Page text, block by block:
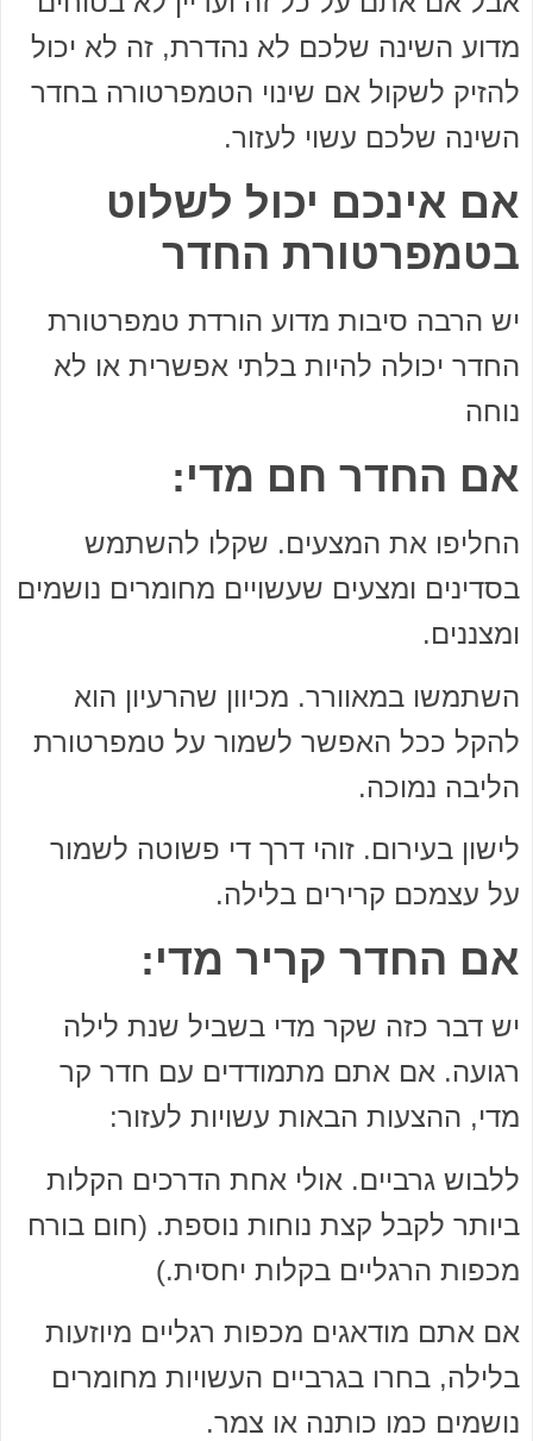
מדוע השינה שלכם לא נהדרת, זה לא יכול
להזיק לשקול אם שינוי הטמפרטורה בחדר
השינה שלכם עשוי לעזור.
אם אינכם יכול לשלוט
בטמפרטורת החדר
יש הרבה סיבות מדוע הורדת טמפרטורת
החדר יכולה להיות בלתי אפשרית או לא
נוחה
אם החדר חם מדי:
החליפו את המצעים. שקלו להשתמש
בסדינים ומצעים שעשויים מחומרים נושמים
ומצננים.
השתמשו במאוורר. מכיוון שהרעיון הוא
להקל ככל האפשר לשמור על טמפרטורת
הליבה נמוכה.
לישון בעירום. זוהי דרך די פשוטה לשמור
על עצמכם קרירים בלילה.
אם החדר קריר מדי:
יש דבר כזה שקר מדי בשביל שנת לילה
רגועה. אם אתם מתמודדים עם חדר קר
מדי, ההצעות הבאות עשויות לעזור:
ללבוש גרביים. אולי אחת הדרכים הקלות
ביותר לקבל קצת נוחות נוספת. (חום בורח
מכפות הרגליים בקלות יחסית.)
אם אתם מודאגים מכפות רגליים מיוזעות
בלילה, בחרו בגרביים העשויות מחומרים
נושמים כמו כותנה או צמר.